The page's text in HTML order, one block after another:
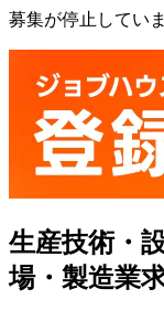
募集が停止してい
生産技術・
場・製造業